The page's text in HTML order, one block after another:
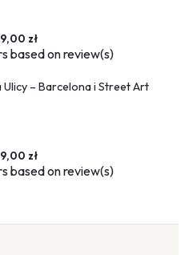
zł
based onreview(s)
– Barcelona i Street Art
zł
based onreview(s)